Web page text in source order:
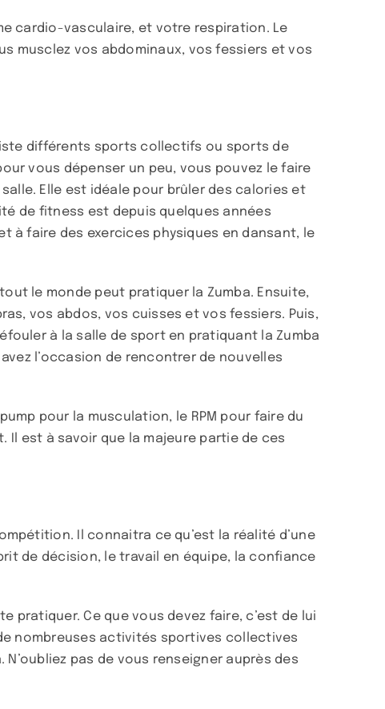
cardio-vasculaire, et votre respiration. Le
musclez vos abdominaux, vos fessiers et vos
différents sports collectifs ou sports de
vous dépenser un peu, vous pouvez le faire
Elle est idéale pour brûler des calories et
de fitness est depuis quelques années
à faire des exercices physiques en dansant, le
le monde peut pratiquer la Zumba. Ensuite,
vos abdos, vos cuisses et vos fessiers. Puis,
à la salle de sport en pratiquant la Zumba
l’occasion de rencontrer de nouvelles
pour la musculation, le RPM pour faire du
Il est à savoir que la majeure partie de ces
Il connaitra ce qu’est la réalité d’une
de décision, le travail en équipe, la confiance
pratiquer. Ce que vous devez faire, c’est de lui
nombreuses activités sportives collectives
pas de vous renseigner auprès des